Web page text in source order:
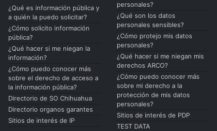
¿Qué es información pública y
a quién la puedo solicitar?
¿Cómo solicito información
pública?
¿Qué hacer si me niegan la
información?
¿Cómo puedo conocer más
sobre el derecho de acceso a
la información pública?
Directorio de SO Chihuahua
Directorio organos garantes
Sitios de interés de IP
personales?
¿Qué son los datos
personales sensibles?
¿Cómo protejo mis datos
personales?
¿Qué hacer si me niegan mis
derechos ARCO?
¿Cómo puedo conocer más
sobre mi derecho a la
protección de mis datos
personales?
Sitios de interés de PDP
TEST DATA